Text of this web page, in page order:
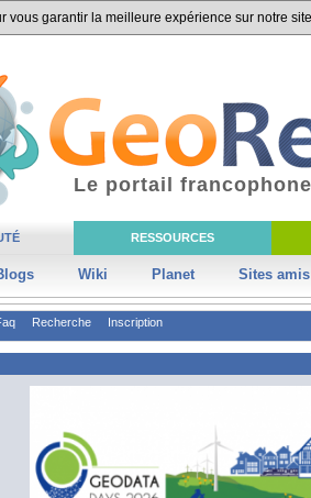
vous garantir la meilleure expérience sur notre
RESSOURCES
Wiki Planet Sites amis
Le portail
Recherche Inscription